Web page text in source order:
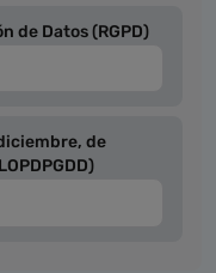
de Datos (RGPD)​​​​​​
de